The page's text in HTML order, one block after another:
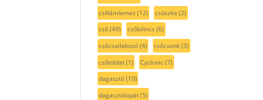
csillámlemez (12) csúszka (2)
cső(49) csőbilincs (6)
csőcsatlakozó(4) csőcsonk(3)
csőtoldat(1) Cyclonic(7)
dagasztó(10)
dagasztólapát(5)